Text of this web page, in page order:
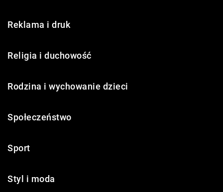
Reklama i druk
Religia i duchowość
Rodzina i wychowanie dzieci
Społeczeństwo
Sport
Styl i moda